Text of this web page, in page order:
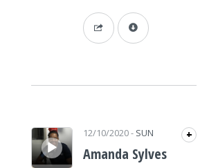
Lecteur audio 12/10/2020- SUN +
Amanda Sylves